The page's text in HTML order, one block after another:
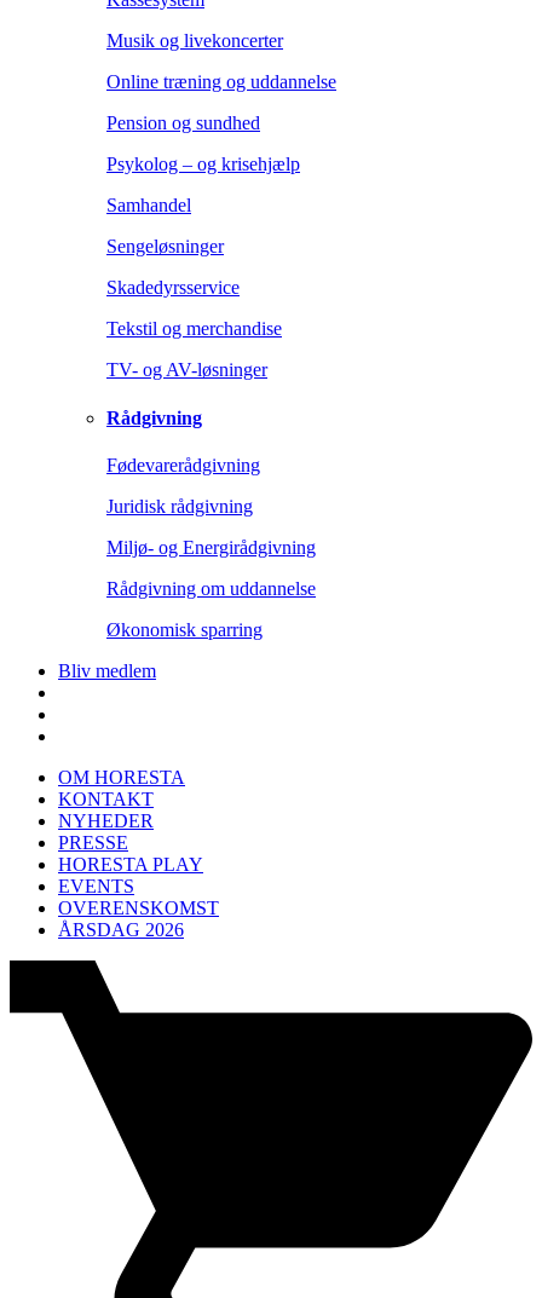
Musik og livekoncerter
Online træning og uddannelse
Pension og sundhed
Psykolog – og krisehjælp
Samhandel
Sengeløsninger
Skadedyrsservice
Tekstil og merchandise
TV- og AV-løsninger
Rådgivning
Fødevarerådgivning
Juridisk rådgivning
Miljø- og Energirådgivning
Rådgivning om uddannelse
Økonomisk sparring
Bliv medlem
OM HORESTA
KONTAKT
NYHEDER
PRESSE
HORESTA PLAY
EVENTS
OVERENSKOMST
ÅRSDAG 2026